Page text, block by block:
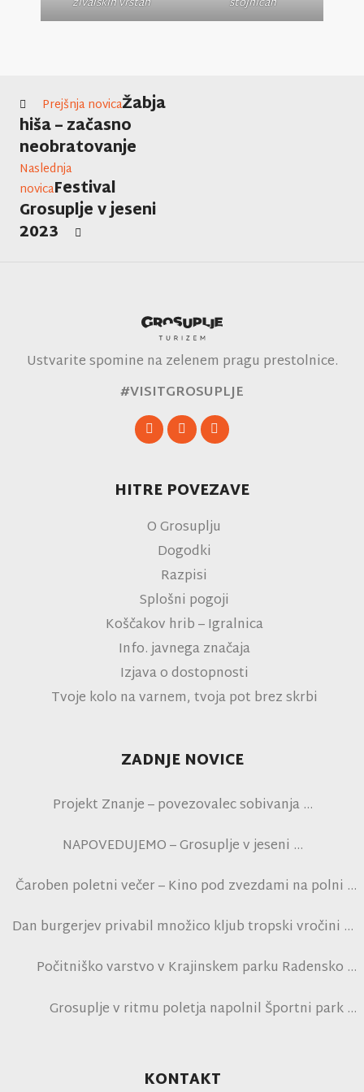
Prejšnja novicaŽabja
hiša – začasno
neobratovanje
Naslednja
novicaFestival
Grosuplje v jeseni
2023
Ustvarite spomine na zelenem pragu prestolnice.
#VISITGROSUPLJE
HITRE POVEZAVE
O Grosuplju
Dogodki
Razpisi
Splošni pogoji
Koščakov hrib – Igralnica
Info. javnega značaja
Izjava o dostopnosti
Tvoje kolo na varnem, tvoja pot brez skrbi
ZADNJE NOVICE
Projekt Znanje – povezovalec sobivanja
NAPOVEDUJEMO – Grosuplje v jeseni
Čaroben poletni večer – Kino pod zvezdami na polni
Dan burgerjev privabil množico kljub tropski vročini
Počitniško varstvo v Krajinskem parku Radensko
Grosuplje v ritmu poletja napolnil Športni park
KONTAKT